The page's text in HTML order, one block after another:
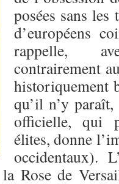
posées sans
d’européens
rappelle,
contrairement
historiquement
qu’il n’y
officielle, qui
élites, donne
occidentaux).
Rose de